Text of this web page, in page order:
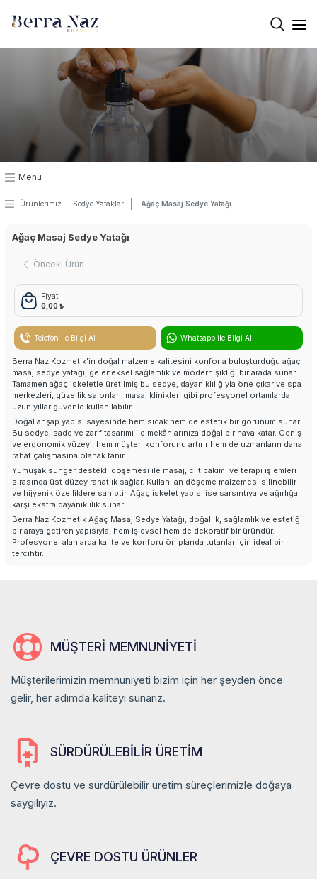
Kurumsal
Kalite
Masaj Mumları
Masaj Yağı
Termal Krem
El Vücüt Losyon
Nemlendirici Krem
Kese Scrup Peeling
Koku Avcısı
Oda Kokusu
Tek Kullanımlık Ürünler
Havlular
Keseler
Tüm Ürünler
Menu
Ürünlerimiz Sedye Yatakları Ağaç Masaj Sedye Yatağı
Ağaç Masaj Sedye Yatağı
Önceki Ürün
Fiyat
0,00 ₺
Telefon ile Bilgi Al Whatsapp ile Bilgi Al
Berra Naz Kozmetik'in doğal malzeme kalitesini konforla buluşturduğu ağaç
masaj sedye yatağı, geleneksel sağlamlık ve modern şıklığı bir arada sunar.
Tamamen ağaç iskeletle üretilmiş bu sedye, dayanıklılığıyla öne çıkar ve spa
merkezleri, güzellik salonları, masaj klinikleri gibi profesyonel ortamlarda
uzun yıllar güvenle kullanılabilir.
Doğal ahşap yapısı sayesinde hem sıcak hem de estetik bir görünüm sunar.
Bu sedye, sade ve zarif tasarımı ile mekânlarınıza doğal bir hava katar. Geniş
ve ergonomik yüzeyi, hem müşteri konforunu artırır hem de uzmanların daha
rahat çalışmasına olanak tanır.
Yumuşak sünger destekli döşemesi ile masaj, cilt bakımı ve terapi işlemleri
sırasında üst düzey rahatlık sağlar. Kullanılan döşeme malzemesi silinebilir
ve hijyenik özelliklere sahiptir. Ağaç iskelet yapısı ise sarsıntıya ve ağırlığa
karşı ekstra dayanıklılık sunar.
Berra Naz Kozmetik Ağaç Masaj Sedye Yatağı; doğallık, sağlamlık ve estetiği
bir araya getiren yapısıyla, hem işlevsel hem de dekoratif bir üründür.
Profesyonel alanlarda kalite ve konforu ön planda tutanlar için ideal bir
tercihtir.
MÜŞTERI MEMNUNIYETI
Müşterilerimizin memnuniyeti bizim için her şeyden önce
gelir, her adımda kaliteyi sunarız.
SÜRDÜRÜLEBILIR ÜRETIM
Çevre dostu ve sürdürülebilir üretim süreçlerimizle doğaya
saygılıyız.
ÇEVRE DOSTU ÜRÜNLER